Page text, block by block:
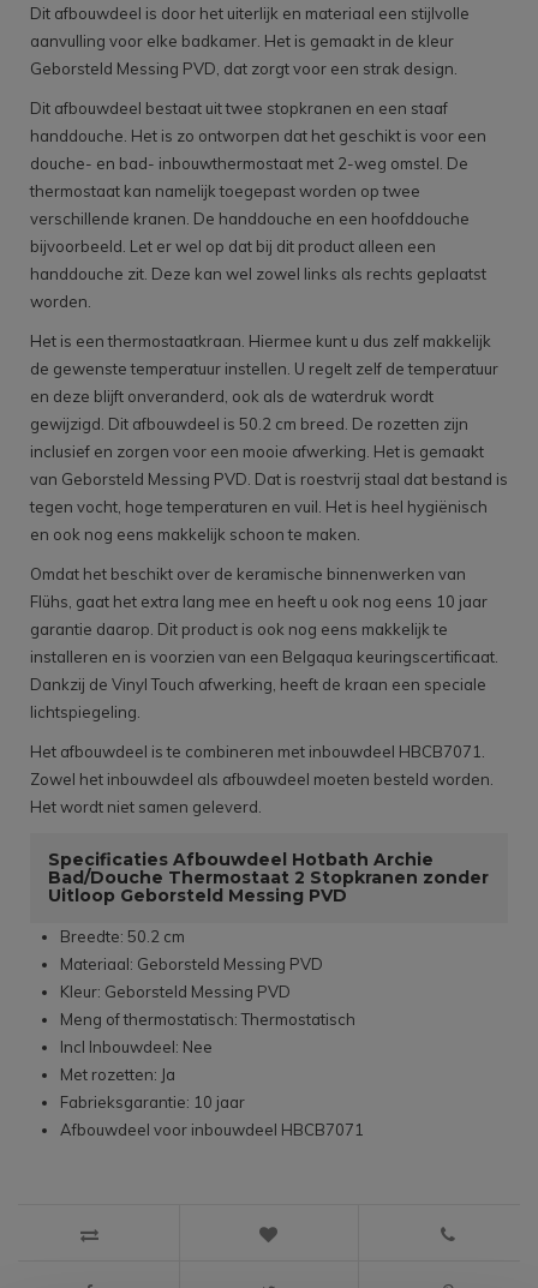
Dit afbouwdeel is door het uiterlijk en materiaal een stijlvolle
aanvulling voor elke badkamer. Het is gemaakt in de kleur
Geborsteld Messing PVD, dat zorgt voor een strak design.
Dit afbouwdeel bestaat uit twee stopkranen en een staaf
handdouche. Het is zo ontworpen dat het geschikt is voor een
douche- en bad- inbouwthermostaat met 2-weg omstel. De
thermostaat kan namelijk toegepast worden op twee
verschillende kranen. De handdouche en een hoofddouche
bijvoorbeeld. Let er wel op dat bij dit product alleen een
handdouche zit. Deze kan wel zowel links als rechts geplaatst
worden.
Het is een thermostaatkraan. Hiermee kunt u dus zelf makkelijk
de gewenste temperatuur instellen. U regelt zelf de temperatuur
en deze blijft onveranderd, ook als de waterdruk wordt
gewijzigd. Dit afbouwdeel is 50.2 cm breed. De rozetten zijn
inclusief en zorgen voor een mooie afwerking. Het is gemaakt
van Geborsteld Messing PVD. Dat is roestvrij staal dat bestand is
tegen vocht, hoge temperaturen en vuil. Het is heel hygiënisch
en ook nog eens makkelijk schoon te maken.
Omdat het beschikt over de keramische binnenwerken van
Flühs, gaat het extra lang mee en heeft u ook nog eens 10 jaar
garantie daarop. Dit product is ook nog eens makkelijk te
installeren en is voorzien van een Belgaqua keuringscertificaat.
Dankzij de Vinyl Touch afwerking, heeft de kraan een speciale
lichtspiegeling.
Het afbouwdeel is te combineren met inbouwdeel HBCB7071.
Zowel het inbouwdeel als afbouwdeel moeten besteld worden.
Het wordt niet samen geleverd.
Specificaties Afbouwdeel Hotbath Archie
Bad/Douche Thermostaat 2 Stopkranen zonder
Uitloop Geborsteld Messing PVD
Breedte: 50.2 cm
Materiaal: Geborsteld Messing PVD
Kleur: Geborsteld Messing PVD
Meng of thermostatisch: Thermostatisch
Incl Inbouwdeel: Nee
Met rozetten: Ja
Fabrieksgarantie: 10 jaar
Afbouwdeel voor inbouwdeel HBCB7071